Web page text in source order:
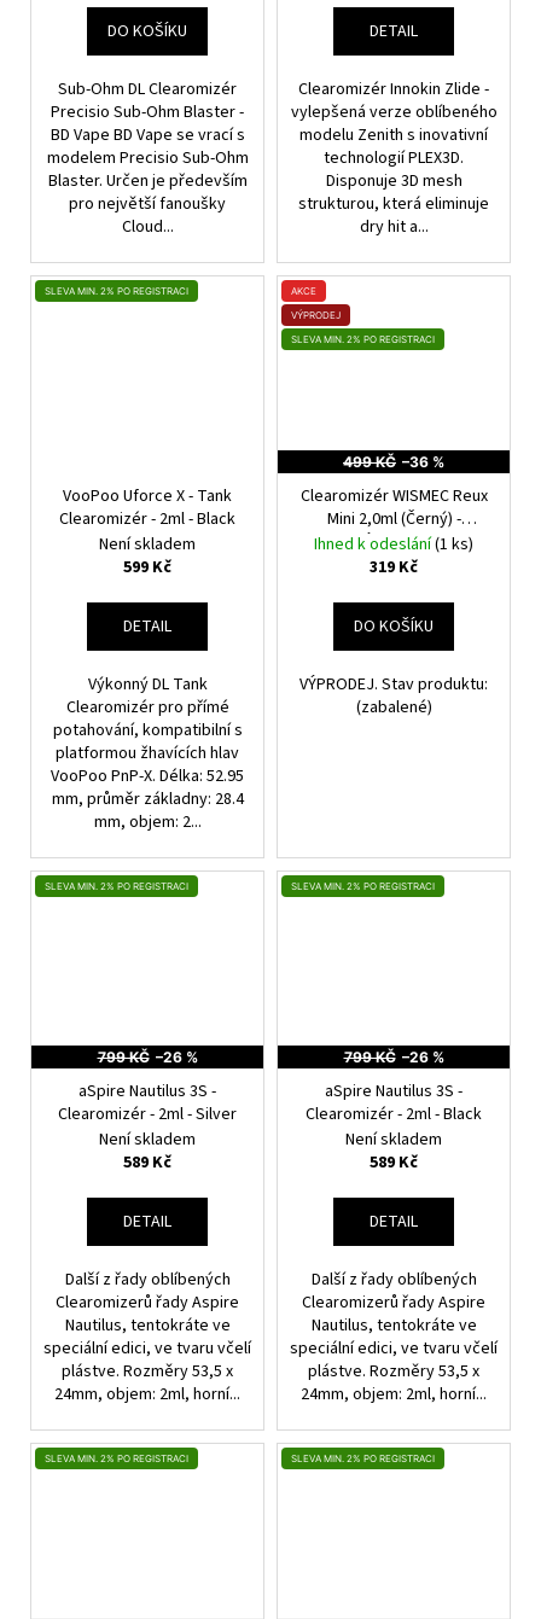
DO KOŠÍKU
Sub-Ohm DL Clearomizér
Precisio Sub-Ohm Blaster -
BD Vape BD Vape se vrací s
modelem Precisio Sub-Ohm
Blaster. Určen je především
pro největší fanoušky
Cloud...
DETAIL
Clearomizér Innokin Zlide -
vylepšená verze oblíbeného
modelu Zenith s inovativní
technologií PLEX3D.
Disponuje 3D mesh
strukturou, která eliminuje
dry hit a...
SLEVA MIN. 2% PO REGISTRACI
VooPoo Uforce X - Tank
Clearomizér - 2ml - Black
Není skladem
599 Kč
DETAIL
Výkonný DL Tank
Clearomizér pro přímé
potahování, kompatibilní s
platformou žhavících hlav
VooPoo PnP-X. Délka: 52.95
mm, průměr základny: 28.4
mm, objem: 2...
AKCE
VÝPRODEJ
SLEVA MIN. 2% PO REGISTRACI
499 KČ –36 %
Clearomizér WISMEC Reux
Mini 2,0ml (Černý) -
VÝPRODEJ.
Ihned k odeslání(1 ks)
319 Kč
DO KOŠÍKU
VÝPRODEJ. Stav produktu:
(zabalené)
SLEVA MIN. 2% PO REGISTRACI
799 KČ –26 %
aSpire Nautilus 3S -
Clearomizér - 2ml - Silver
Není skladem
589 Kč
DETAIL
Další z řady oblíbených
Clearomizerů řady Aspire
Nautilus, tentokráte ve
speciální edici, ve tvaru včelí
plástve. Rozměry 53,5 x
24mm, objem: 2ml, horní...
SLEVA MIN. 2% PO REGISTRACI
799 KČ –26 %
aSpire Nautilus 3S -
Clearomizér - 2ml - Black
Není skladem
589 Kč
DETAIL
Další z řady oblíbených
Clearomizerů řady Aspire
Nautilus, tentokráte ve
speciální edici, ve tvaru včelí
plástve. Rozměry 53,5 x
24mm, objem: 2ml, horní...
SLEVA MIN. 2% PO REGISTRACI SLEVA MIN. 2% PO REGISTRACI